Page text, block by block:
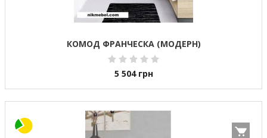
КОМОД ФРАНЧЕСКА (МОДЕРН)
5 504 грн